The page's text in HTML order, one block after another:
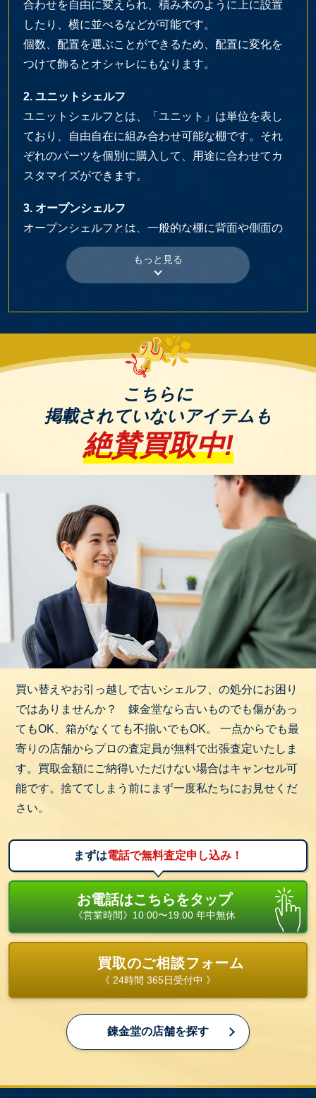
合わせを自由に変えられ、積み木のように上に設置
したり、横に並べるなどが可能です。
個数、配置を選ぶことができるため、配置に変化を
つけて飾るとオシャレにもなります。
2. ユニットシェルフ
ユニットシェルフとは、「ユニット」は単位を表し
ており、自由自在に組み合わせ可能な棚です。それ
ぞれのパーツを個別に購入して、用途に合わせてカ
スタマイズができます。
3. オープンシェルフ
オープンシェルフとは、一般的な棚に背面や側面の
板を無くしたような見た目をしています。そのた
め、収納したアイテムが丸見えの状態で、物の出し
入れがしやすくなっているのが特徴です。
4. ウォールシェルフ
ウォールシェルフとは、本体を床に置かないで、壁
に取り付けるタイプです。空いた壁は活用しづらい
ですが、ウォールシェルフを取り入れることで、オ
シャレな部屋のアクセントになったり、便利な収
納、小物の飾りとしてワンランク上の空間を作り上
げることが可能です。
上記は一例であり、他にも多くのシェルフが市場に
存在します。お手持の製品の型番や状態によって、
買取価格は変動いたしますので、詳細な査定をご希
望の際はお気軽にお問い合わせください。
錬金堂は家具、家電、ブランド品、洋服、スポーツ
用品、アウトドア用品、楽器、小物、雑貨など、ど
んなジャンルでもOK！
壊れていても、古くても、放置していても、欠損・
欠品していても大丈夫！
まずは無料出張査定をご利用ください。プロの査定
員がご自宅までお伺いし、一点一点丁寧に査定いた
します。
他社で断られたお品物でも、当店なら思わぬ価格が
つくことも！お値段がつかない場合でも、可能な限
り引き取りさせていただきます。
こちらに
掲載されていないアイテムも
絶賛買取中!
買い替えやお引っ越しで古いシェルフ、の処分にお困り
ではありませんか？ 錬金堂なら古いものでも傷があっ
てもOK、箱がなくても不揃いでもOK。 一点からでも最
寄りの店舗からプロの査定員が無料で出張査定いたしま
す。買取金額にご納得いただけない場合はキャンセル可
能です。捨ててしまう前にまず一度私たちにお見せくだ
さい。
まずは電話で無料査定申し込み！
お電話はこちらをタップ
《営業時間》10:00〜19:00 年中無休
買取のご相談フォーム
《 24時間 365日受付中 》
錬金堂の店舗を探す